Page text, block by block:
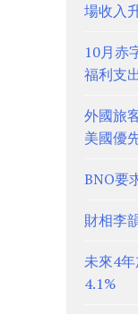
場收入
10月赤
福利支
外國旅
美國優
BNO要
財相李
未來4
4.1%